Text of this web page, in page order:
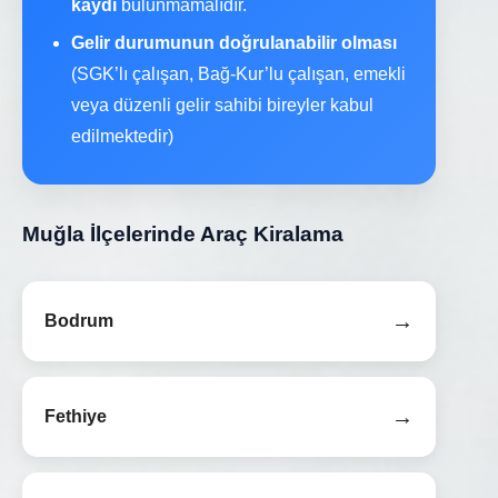
kaydı bulunmamalıdır.
Gelir durumunun doğrulanabilir olması
(SGK’lı çalışan, Bağ-Kur’lu çalışan, emekli
veya düzenli gelir sahibi bireyler kabul
edilmektedir)
Muğla İlçelerinde Araç Kiralama
Bodrum →
Fethiye →